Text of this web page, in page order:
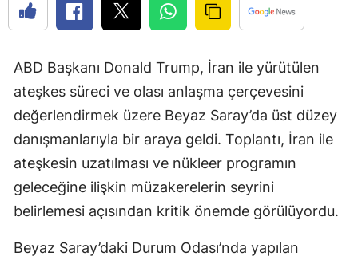
ABD Başkanı Donald Trump, İran ile yürütülen
ateşkes süreci ve olası anlaşma çerçevesini
değerlendirmek üzere Beyaz Saray’da üst düzey
danışmanlarıyla bir araya geldi. Toplantı, İran ile
ateşkesin uzatılması ve nükleer programın
geleceğine ilişkin müzakerelerin seyrini
belirlemesi açısından kritik önemde görülüyordu.
Beyaz Saray’daki Durum Odası’nda yapılan